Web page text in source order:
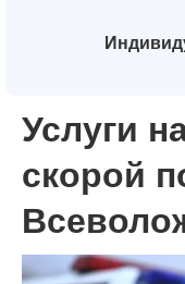
Услуги
скорой